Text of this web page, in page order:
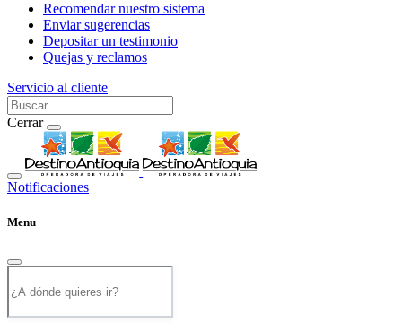
Recomendar nuestro sistema
Enviar sugerencias
Depositar un testimonio
Quejas y reclamos
Servicio al cliente
Cerrar
Notificaciones
Menu